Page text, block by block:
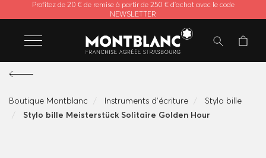
Profitez de 20 € de remise à partir de 250 € d'achat avec le code
NEWSLETTER
Boutique Montblanc Instruments d'écriture
Stylo bille
Stylo bille Meisterstück Solitaire Golden Hour